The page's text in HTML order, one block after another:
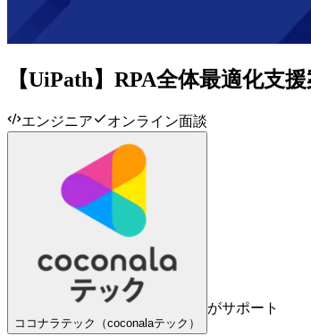
【UiPath】RPA全体最適化支
エンジニア オンライン面談
ココナラテック（coconalaテック）
がサポート